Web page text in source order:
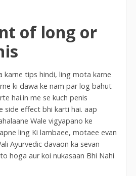
of long or
karne tips hindi, ling mota karne
ki dawa ke nam par log bahut
hai.in me se kuch penis
side effect bhi karti hai. aap
Wale vigyapano ke
ling Ki lambaee, motaee evan
Ayurvedic davaon ka sevan
hoga aur koi nukasaan Bhi Nahi